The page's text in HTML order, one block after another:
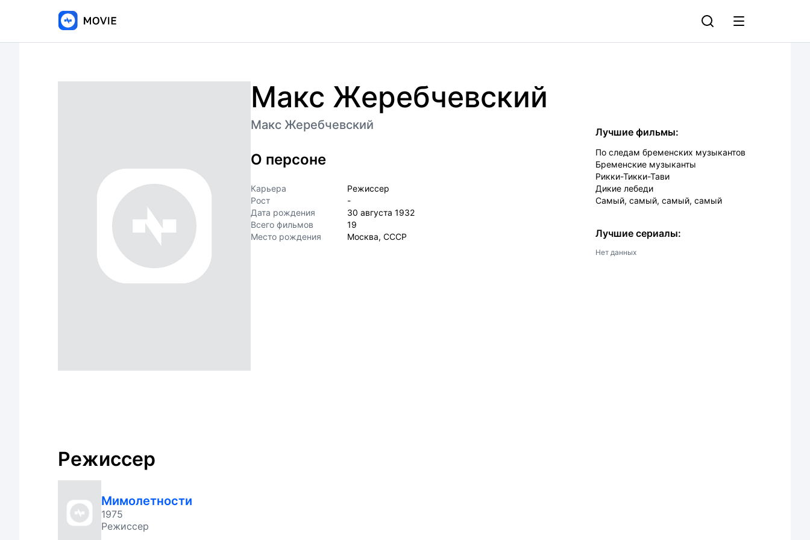
Макс Жеребчевский
Макс Жеребчевский
О персоне
Карьера
Режиссер
Рост
-
Дата рождения
30 августа 1932
Всего фильмов
19
Место рождения
Москва, СССР
Лучшие фильмы:
По следам бременских музыкантов
Бременские музыканты
Рикки-Тикки-Тави
Дикие лебеди
Самый, самый, самый, самый
Лучшие сериалы:
Нет данных
Режиссер
Мимолетности
1975
Режиссер